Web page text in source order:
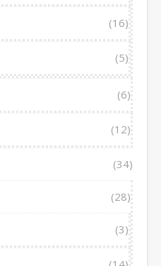
(16)
(5)
(6)
(12)
(34)
(28)
(3)